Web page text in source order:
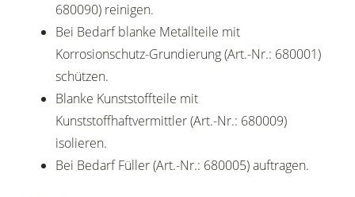
680090) reinigen.
Bei Bedarf blanke Metallteile mit
Korrosionschutz-Grundierung (Art.-Nr.: 680001)
schützen.
Blanke Kunststoffteile mit
Kunststoffhaftvermittler (Art.-Nr.: 680009)
isolieren.
Bei Bedarf Füller (Art.-Nr.: 680005) auftragen.